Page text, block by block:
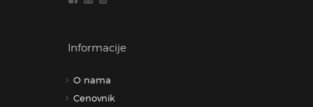
Informacije
O nama
Cenovnik